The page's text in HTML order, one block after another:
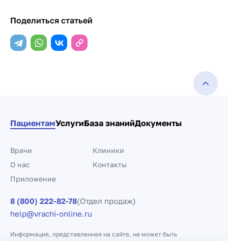
Поделиться статьей
ПациентамУслугиБаза знанийДокументы
Врачи
Клиники
О нас
Контакты
Приложение
8 (800) 222-82-78(Отдел продаж)
help@vrachi-online.ru
Информация, представленная на сайте, не может быть